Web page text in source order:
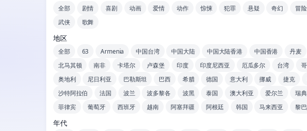
全部 剧情 喜剧 动画 爱情 动作 惊悚 犯罪 悬疑 奇幻 冒险
武侠
歌舞
地区
全部 63 Armenia 中国台湾 中国大陆 中国大陆香港 中国香港 丹麦
北马其顿
南非 卡塔尔 卢森堡 印度 印度尼西亚 厄瓜多尔 台湾
奥地利
尼日利亚 巴勒斯坦 巴西 希腊 德国 意大利 挪威 捷克
沙特阿拉伯
法国 波兰 波多黎各 波黑 泰国 澳大利亚 爱尔兰 瑞典
菲律宾
葡萄牙 西班牙 越南 阿塞拜疆 阿根廷 韩国 马来西亚 黎
年代